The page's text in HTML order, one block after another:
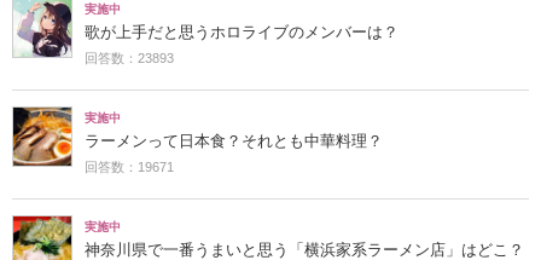
実施中
歌が上手だと思うホロライブのメンバーは？
回答数：23893
実施中
ラーメンって日本食？それとも中華料理？
回答数：19671
実施中
神奈川県で一番うまいと思う「横浜家系ラーメン店」はどこ？